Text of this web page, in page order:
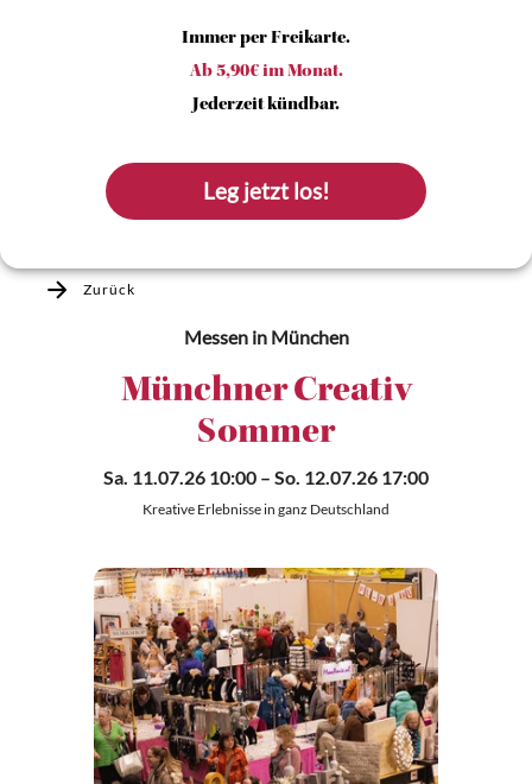
Immer per Freikarte.
Ab 5,90€ im Monat.
Jederzeit kündbar.
Leg jetzt los!
Zurück
Messenin München
Münchner Creativ
Sommer
Sa. 11.07.26 10:00 – So. 12.07.26 17:00
Kreative Erlebnisse in ganz Deutschland